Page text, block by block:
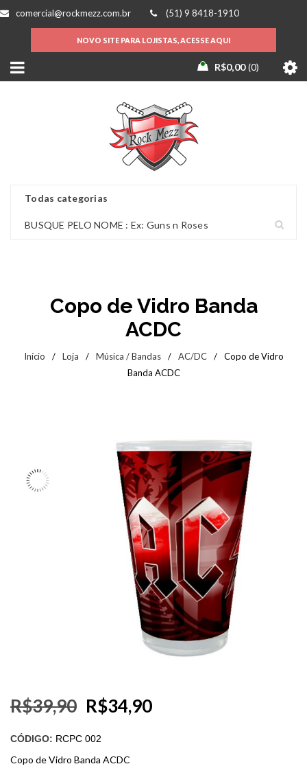
comercial@rockmezz.com.br (51) 9 8418-1910
NOVO SITE PARA LOJISTAS, ACESSE AQUI
R$0,00 0
Copo de Vidro Banda
ACDC
Início / Loja / Música / Bandas / AC/DC /
Copo de Vidro
Banda ACDC
R$39,90 R$34,90
CÓDIGO: RCPC 002
Copo de Vidro Banda ACDC